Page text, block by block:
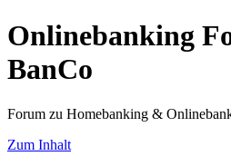
Onlinebanking
BanCo
Forum zu Homebanking &
Zum Inhalt